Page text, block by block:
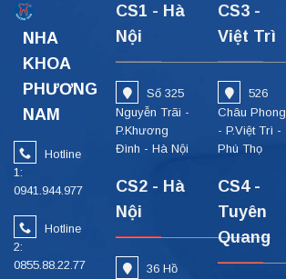
NHA
KHOA
PHƯƠNG
NAM
Hotline
1:
0941.944.977
Hotline
2:
0855.88.22.77
CS1 - Hà
Nội
Số 325
Nguyễn Trãi -
P.Khương
Đình - Hà Nội
CS2 - Hà
Nội
36 Hồ
CS3 -
Việt Trì
526
Châu Phong
- P.Việt Trì -
Phú Thọ
CS4 -
Tuyên
Quang